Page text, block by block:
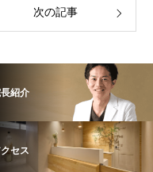
次の記事
紹介
セス